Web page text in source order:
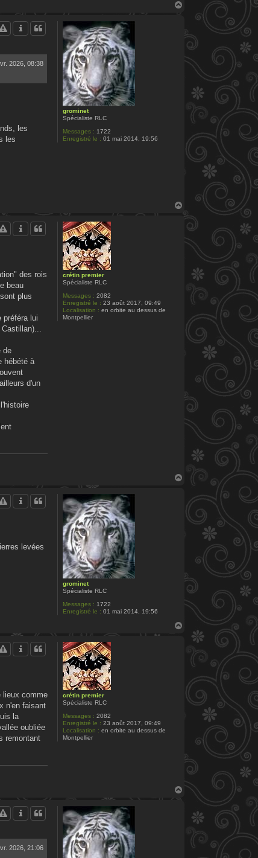
t
grominet
Spécialiste RLC
Messages : 1722
Enregistré le : 01 mai 2014, 19:56
2026, 08:38
les
les
u
crétin premier
Spécialiste RLC
Messages : 2082
Enregistré le : 23 août 2017, 09:49
Localisation : en orbite au dessus de
Montpellier
des rois
beau
plus
préféra lui
de
hébété à
d'un
grominet
Spécialiste RLC
Messages : 1722
Enregistré le : 01 mai 2014, 19:56
levées
crétin premier
Spécialiste RLC
Messages : 2082
Enregistré le : 23 août 2017, 09:49
Localisation : en orbite au dessus de
Montpellier
lieux comme
n'en faisant
la
oubliée
remontant
H
2026, 21:06